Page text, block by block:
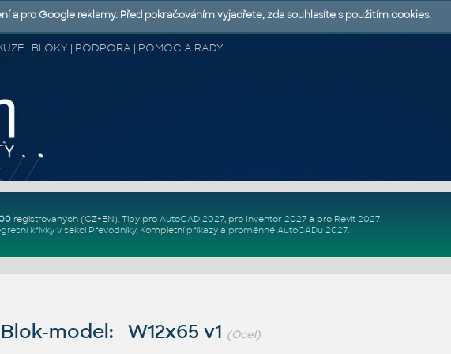
| BLOKY | PODPORA | POMOC A RADY
registrovaných (CZ+EN). Tipy pro AutoCAD 2027, pro Inventor 2027a pro Revit 2027.
křivkyv sekci Převodníky. Kompletní příkazya proměnné AutoCADu 2027.
Blok-model: W12x65 v1 (Ocel)
a pro Google reklamy. Před pokračováním vyjadřete, zda souhlasíte s použitím cookies.